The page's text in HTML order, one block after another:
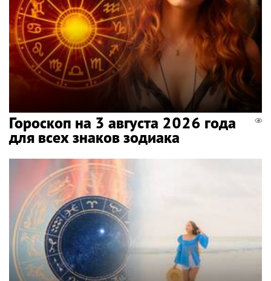
Гороскоп на 3 августа 2026 года
для всех знаков зодиака